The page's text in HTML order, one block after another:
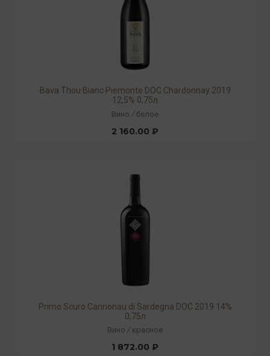
Bava Thou Bianc Piemonte DOC Chardonnay 2019
12,5% 0,75л
Вино / белое
2 160.00 ₽
Primo Scuro Cannonau di Sardegna DOC 2019 14%
0,75л
Вино / красное
1 872.00 ₽